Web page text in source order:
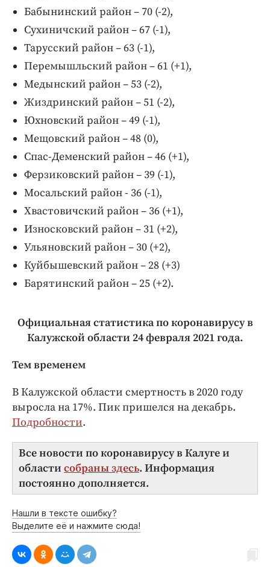
Бабынинский район – 70 (-2),
Сухиничский район – 67 (-1),
Тарусский район – 63 (-1),
Перемышльский район – 61 (+1),
Медынский район – 53 (-2),
Жиздринский район – 51 (-2),
Юхновский район – 49 (-1),
Мещовский район – 48 (0),
Спас-Деменский район – 46 (+1),
Ферзиковский район – 39 (-1),
Мосальский район - 36 (-1),
Хвастовичский район – 36 (+1),
Износковский район – 31 (+2),
Ульяновский район – 30 (+2),
Куйбышевский район – 28 (+3)
Барятинский район – 25 (+2).
Официальная статистика по коронавирусу в
Калужской области 24 февраля 2021 года.
Тем временем
В Калужской области смертность в 2020 году
выросла на 17%. Пик пришелся на декабрь.
Подробности.
Все новости по коронавирусу в Калуге и
области собраны здесь. Информация
постоянно дополняется.
Нашли в тексте ошибку?
Выделите её и нажмите сюда!